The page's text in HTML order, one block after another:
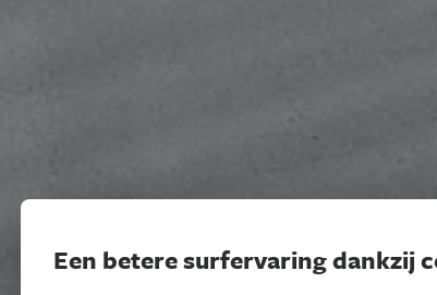
Een betere surfervaring dankzij